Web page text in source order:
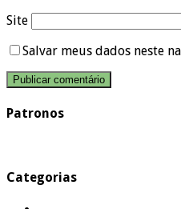
Site
Salvar meus dados neste
Patronos
Categorias